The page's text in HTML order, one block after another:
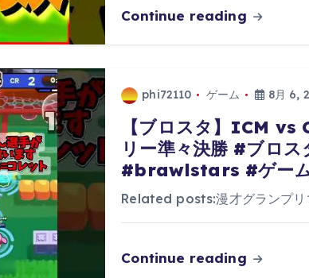
Continue reading
phi72110 ゲーム 8月 6,
【ブロスタ】ICM vs
リー準々決勝 #ブロス
#brawlstars #ゲー
Related posts:漫才グランプ
Continue reading